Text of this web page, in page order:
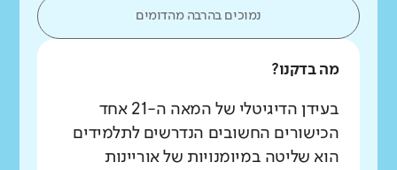
נמוכים בהרבה מהדומים
מה בדקנו?
בעידן הדיגיטלי של המאה ה-21 אחד
הכישורים החשובים הנדרשים לתלמידים
הוא שליטה במיומנויות של אוריינות